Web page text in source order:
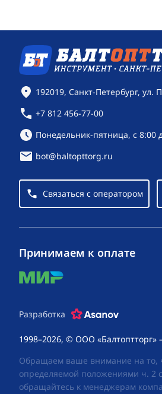
Контактная
192019, Санкт-Петербург, ул.
+7 812 456-77-00
Режим работы:
Понедельник-пятница, с 8:00
bot@baltopttorg.ru
Связаться с оператором
1998–2026, © ООО
Обращаем ваше внимание на то,
определяемой положениями ч. 2
обращайтесь к менеджерам
Принимаем к оплате
mir
Разработка